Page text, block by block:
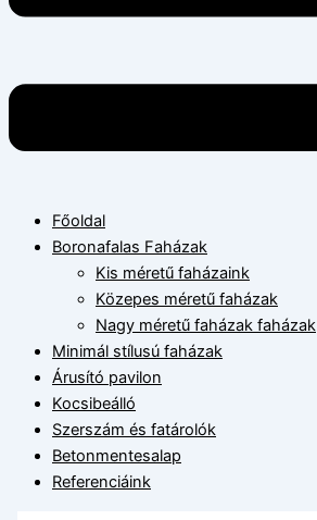
Főoldal
Boronafalas Faházak
Kis méretű faházaink
Közepes méretű faházak
Nagy méretű faházak faházak
Minimál stílusú faházak
Árusító pavilon
Kocsibeálló
Szerszám és fatárolók
Betonmentesalap
Referenciáink